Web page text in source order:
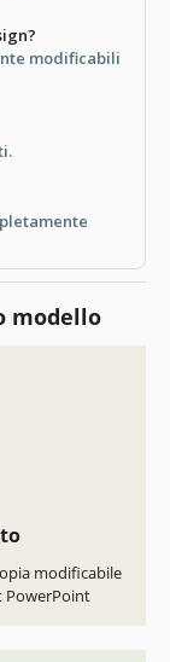
modificabili
modello
modificabile
PowerPoint